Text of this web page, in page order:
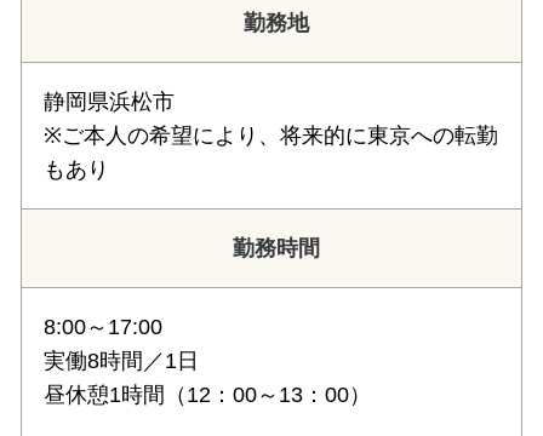
勤務地
静岡県浜松市
※ご本人の希望により、将来的に東京への転勤
もあり
勤務時間
8:00～17:00
実働8時間／1日
昼休憩1時間（12：00～13：00）